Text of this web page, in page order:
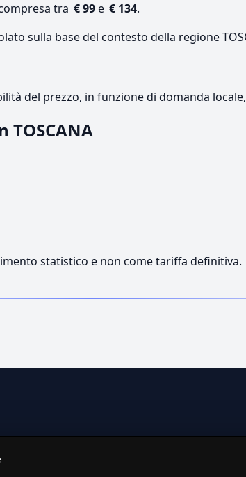
tra € 99e € 134.
sulla base del contesto della regione
del prezzo, in funzione di domanda
statistico e non come tariffa definitiva.